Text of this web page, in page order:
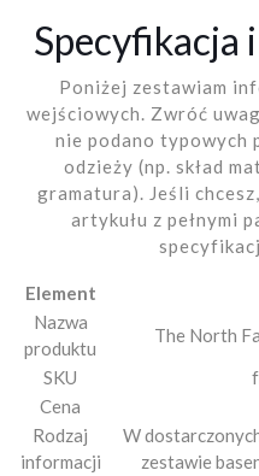
Specyfikacja
Poniżej zestawiam
wejściowych. Zwróć
nie podano typowych
odzieży (np. skład
gramatura). Jeśli
artykułu z pełnymi
Element
Nazwa
produktu
The North
SKU
Cena
Rodzaj
informacji
W
zestawie